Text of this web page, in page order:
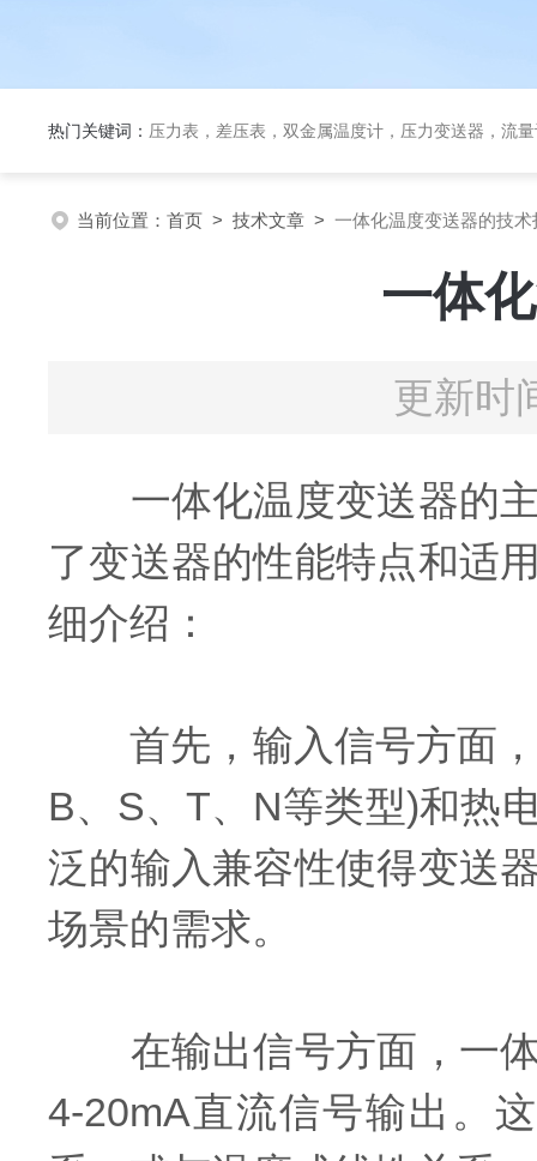
热门关键词： 压力表，差压表，双金属温度计，压力变送器，流
当前位置： 首页 > 技术文章 > 一体化温度变送器的技术
一体
更新时
一体化温度变送器的主
了变送器的性能特点和适
细介绍：
首先，输入信号方面，
B、S、T、N等类型)和热
泛的输入兼容性使得变送
场景的需求。
在输出信号方面，一体
4-20mA直流信号输出。